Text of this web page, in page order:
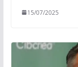
15/07/2025